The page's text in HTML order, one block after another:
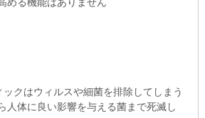
ックはウィルスや細菌を排除してしまう
人体に良い影響を与える菌まで死滅し